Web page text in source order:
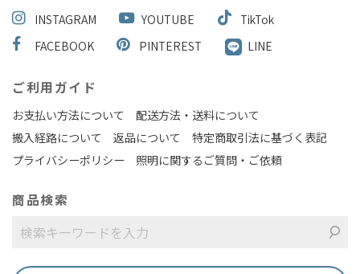
INSTAGRAM YOUTUBE
TikTok
FACEBOOK
PINTEREST LINE
ご利用ガイド
お支払い方法について
配送方法・送料について
搬入経路について
返品について
特定商取引法に基づく表記
プライバシーポリシー
照明に関するご質問・ご依頼
商品検索